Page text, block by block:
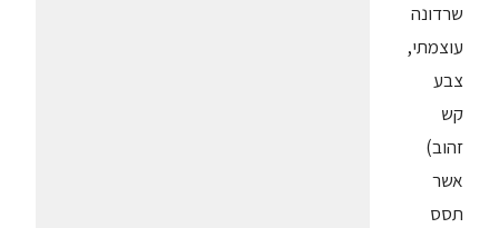
שרדונה
עוצמתי,
צבע
קש
זהוב)
אשר
תסס